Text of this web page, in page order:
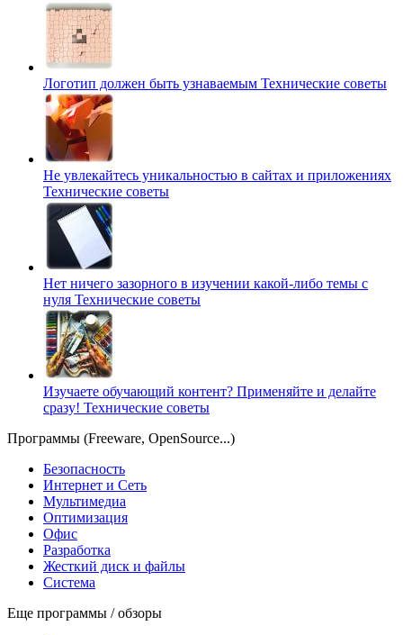
Логотип должен быть узнаваемым Технические советы
Не увлекайтесь уникальностью в сайтах и приложениях
Технические советы
Нет ничего зазорного в изучении какой-либо темы с
нуля Технические советы
Изучаете обучающий контент? Применяйте и делайте
сразу! Технические советы
Программы (Freeware, OpenSource...)
Безопасность
Интернет и Сеть
Мультимедиа
Оптимизация
Офис
Разработка
Жесткий диск и файлы
Система
Еще программы / обзоры